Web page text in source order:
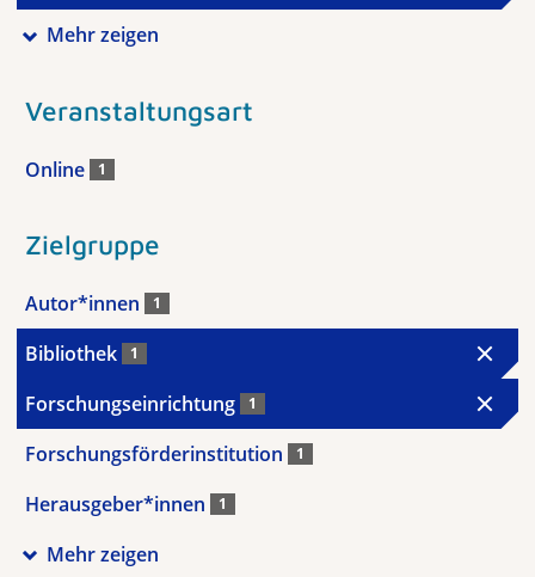
Mehr zeigen
Veranstaltungsart
Online 1
Zielgruppe
Autor*innen 1
Bibliothek 1
Forschungseinrichtung 1
Forschungsförderinstitution 1
Herausgeber*innen 1
Mehr zeigen